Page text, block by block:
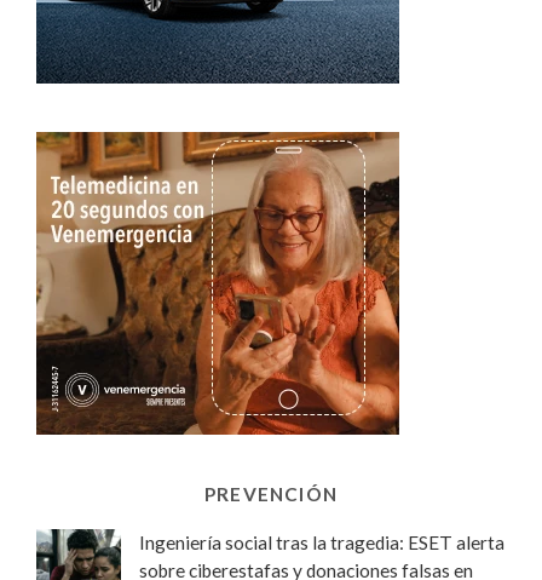
PREVENCIÓN
Ingeniería social tras la tragedia: ESET alerta
sobre ciberestafas y donaciones falsas en